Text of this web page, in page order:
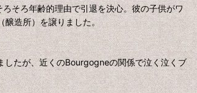
そろ年齢的理由で引退を決心。彼の子供がワ
醸造所）を譲りました。
たが、近くのBourgogneの関係で泣く泣くブ